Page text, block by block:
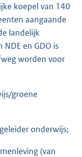
koepel van 140
aangaande
landelijk
en GDO is
worden voor
groene
onderwijs;
(van